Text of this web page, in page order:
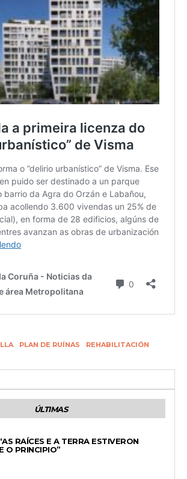
PLAN DE RUÍNAS REHABILITACIÓN
ÚLTIMAS
RAÍCES E A TERRA ESTIVERON
O PRINCIPIO”